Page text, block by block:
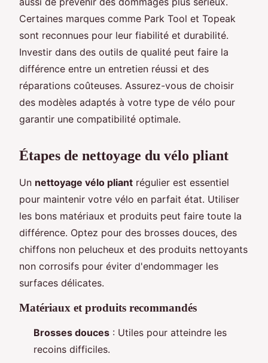
Certaines marques comme Park Tool et Topeak
sont reconnues pour leur fiabilité et durabilité.
Investir dans des outils de qualité peut faire la
différence entre un entretien réussi et des
réparations coûteuses. Assurez-vous de choisir
des modèles adaptés à votre type de vélo pour
garantir une compatibilité optimale.
Étapes de nettoyage du vélo pliant
Un nettoyage vélo pliant régulier est essentiel
pour maintenir votre vélo en parfait état. Utiliser
les bons matériaux et produits peut faire toute la
différence. Optez pour des brosses douces, des
chiffons non pelucheux et des produits nettoyants
non corrosifs pour éviter d'endommager les
surfaces délicates.
Matériaux et produits recommandés
Brosses douces : Utiles pour atteindre les
recoins difficiles.